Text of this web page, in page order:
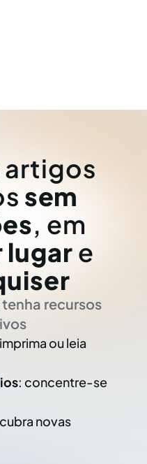
artigos
sem
, em
lugar e
tenha recursos
ou leia
: concentre-se
novas